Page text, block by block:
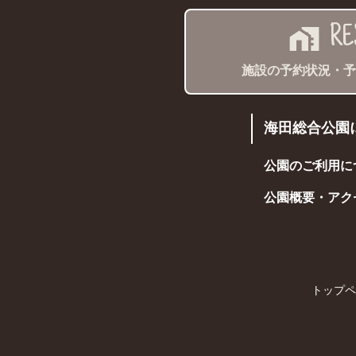
home_work
施設の予約状況・
海田総合公園
公園のご利用に
公園概要・アク
トップ